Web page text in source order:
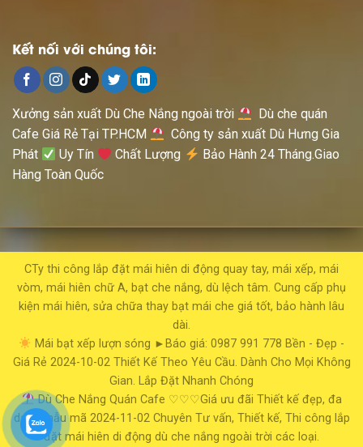
Kết nối với chúng tôi:
Xưởng sản xuất Dù Che Nắng ngoài trời
Dù che quán
Cafe Giá Rẻ Tại TP.HCM
Công ty sản xuất Dù Hưng Gia
Phát
Uy Tín Chất Lượng
Bảo Hành 24 Tháng.Giao
Hàng Toàn Quốc
CTy thi công lắp đặt mái hiên di động quay tay, mái xếp, mái
vòm, mái hiên chữ A, bạt che nắng, dù lệch tâm. Cung cấp phụ
kiện mái hiên, sửa chữa thay bạt mái che giá tốt, bảo hành lâu
dài.
Mái bạt xếp lượn sóng ►Báo giá: 0987 991 778 Bền - Đẹp -
Giá Rẻ 2024-10-02 Thiết Kế Theo Yêu Cầu. Dành Cho Mọi Không
Gian. Lắp Đặt Nhanh Chóng
Dù Che Nắng Quán Cafe ♡♡♡Giá ưu đãi Thiết kế đẹp, đa
dạng mẫu mã 2024-11-02 Chuyên Tư vấn, Thiết kế, Thi công lắp
đặt mái hiên di động dù che nắng ngoài trời các loại.